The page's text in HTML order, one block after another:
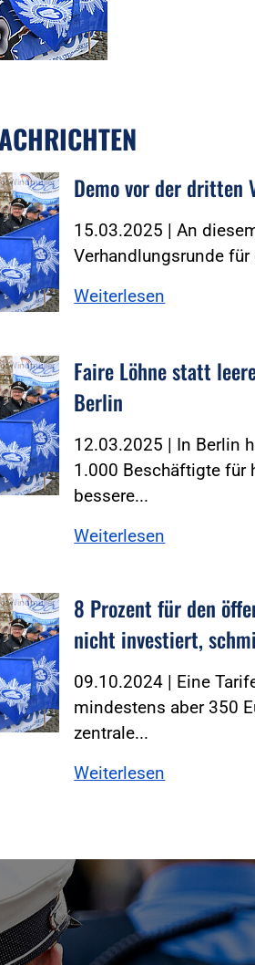
Windmüller Demo vor der dritten
15.03.2025 | An
Verhandlungsrunde
Weiterlesen
Windmüller
Faire Löhne statt
Berlin
12.03.2025 | In Berlin
1.000 Beschäftigte für
bessere...
Weiterlesen
Windmüller
8 Prozent für den
nicht investiert,
09.10.2024 | Eine
mindestens aber 350
zentrale...
Weiterlesen